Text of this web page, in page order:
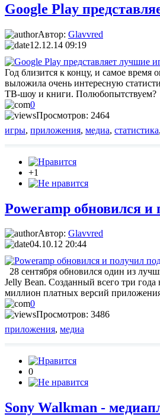
Google Play
Автор: Glavvred
12.12.14 09:19
Год близится к концу, и самое
выложила очень интересную
ТВ-шоу и книги. Полюбопытствуем?
0
Просмотров: 2464
игры, приложения, медиа, статистика,
+1
Poweramp обновился и
Автор: Glavvred
04.10.12 20:44
28 сентября обновился один из
Jelly Bean. Созданный всего три
миллион платных версий
0
Просмотров: 3486
приложения, медиа
0
Sony Walkman -